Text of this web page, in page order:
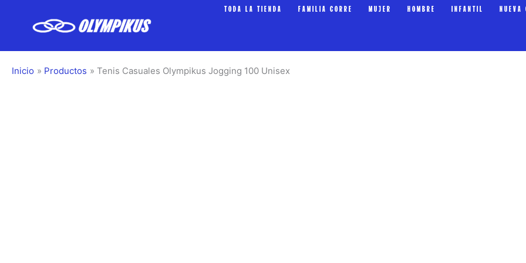
contenido
TODA LA TIENDA FAMILIA CORRE MUJER HOMBRE INFANTIL NUEVA
Inicio Productos Tenis Casuales Olympikus Jogging 100 Unisex